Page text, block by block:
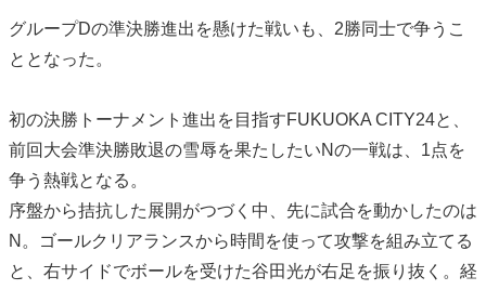
グループDの準決勝進出を懸けた戦いも、2勝同士で争うこ
ととなった。
初の決勝トーナメント進出を目指すFUKUOKA CITY24と、
前回大会準決勝敗退の雪辱を果たしたいNの一戦は、1点を
争う熱戦となる。
序盤から拮抗した展開がつづく中、先に試合を動かしたのは
N。ゴールクリアランスから時間を使って攻撃を組み立てる
と、右サイドでボールを受けた谷田光が右足を振り抜く。経